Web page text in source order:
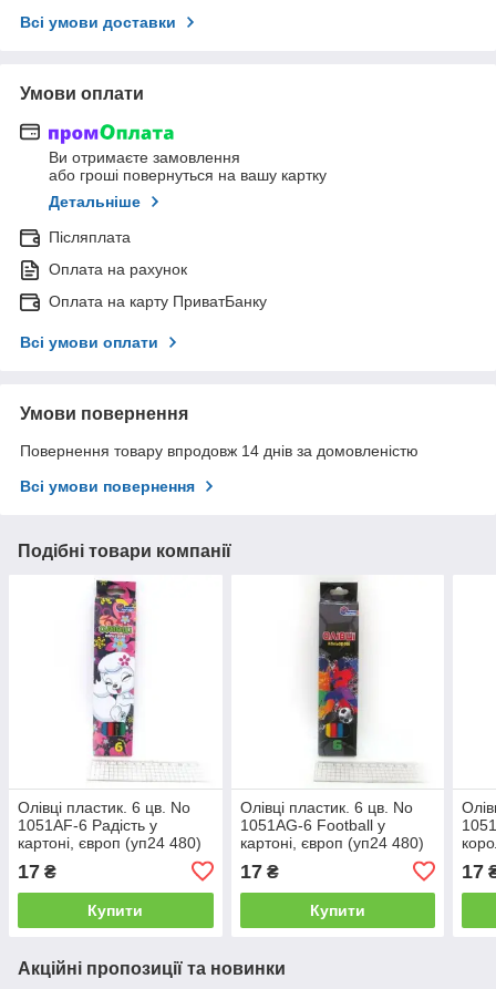
Всі умови доставки
Умови оплати
Ви отримаєте замовлення
або гроші повернуться на вашу картку
Детальніше
Післяплата
Оплата на рахунок
Оплата на карту ПриватБанку
Всі умови оплати
Умови повернення
Повернення товару впродовж 14 днів за домовленістю
Всі умови повернення
Подібні товари компанії
Олівці пластик. 6 цв. No
1051AF-6 Радість у
картоні, європ (уп24 480)
17 ₴
Купити
Олівці пластик. 6 цв. No
1051AG-6 Football у
картоні, європ (уп24 480)
17₴
Купити
17
Акційні пропозиції та новинки